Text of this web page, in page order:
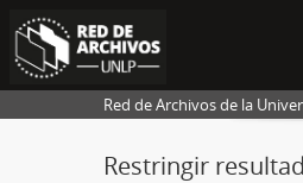
Red de Archivos de la
Restringir